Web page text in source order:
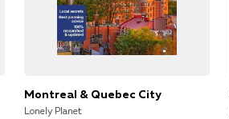
Montreal & Quebec City
Lonely Planet